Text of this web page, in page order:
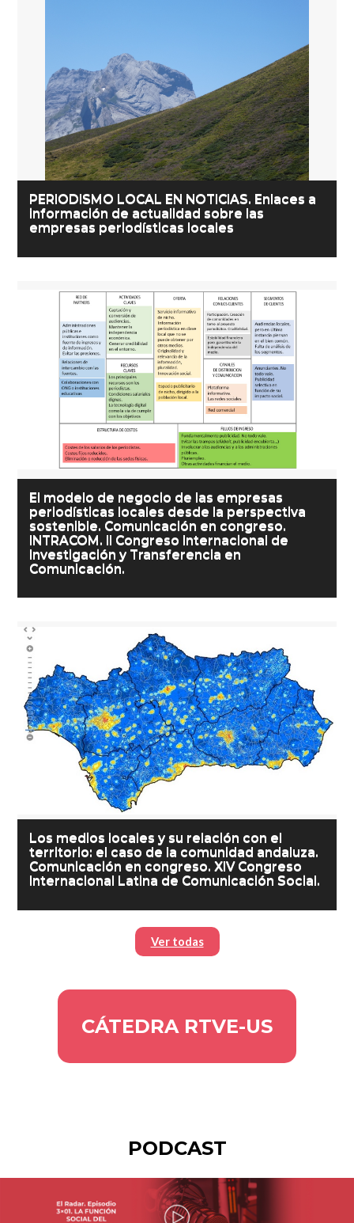
PERIODISMO LOCAL EN NOTICIAS. Enlaces a
información de actualidad sobre las
empresas periodísticas locales
El modelo de negocio de las empresas
periodísticas locales desde la perspectiva
sostenible. Comunicación en congreso.
INTRACOM. II Congreso Internacional de
Investigación y Transferencia en
Comunicación.
Los medios locales y su relación con el
territorio: el caso de la comunidad andaluza.
Comunicación en congreso. XIV Congreso
Internacional Latina de Comunicación Social.
Ver todas
CÁTEDRA RTVE-US
PODCAST